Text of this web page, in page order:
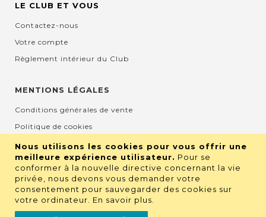
Nous utilisons les cookies pour vous offrir une
meilleure expérience utilisateur. Pour se
conformer à la nouvelle directive concernant la vie
privée, nous devons vous demander votre
consentement pour sauvegarder des cookies sur
votre ordinateur. En savoir plus
LE CLUB ET VOUS
Contactez-nous
Votre compte
Règlement intérieur du Club
MENTIONS LÉGALES
Conditions générales de vente
Politique de cookies
Mentions légales et CGU
Protection de la vie privée
RETROUVEZ NOUS SUR LES RÉSEAUX